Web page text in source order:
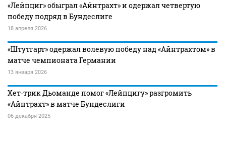
«Лейпциг» обыграл «Айнтрахт» и одержал четвертую
победу подряд в Бундеслиге
18 апреля 2026
«Штутгарт» одержал волевую победу над «Айнтрахтом» в
матче чемпионата Германии
13 января 2026
Хет‑трик Дьоманде помог «Лейпцигу» разгромить
«Айнтрахт» в матче Бундеслиги
06 декабря 2025